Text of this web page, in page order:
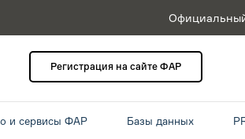
Регистрация на сайте ФАР
и сервисы ФАР Базы данных